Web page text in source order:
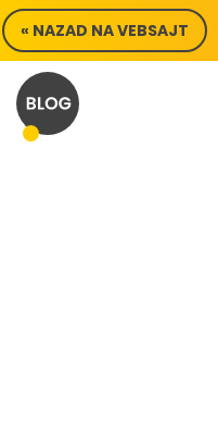
Skip
to
content
« NAZAD NA VEBSAJT